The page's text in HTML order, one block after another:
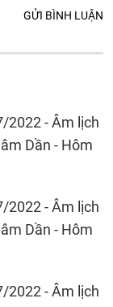
GỬI BÌNH LUẬN
2022 - Âm lịch
Dần - Hôm
2022 - Âm lịch
Dần - Hôm
2022 - Âm lịch